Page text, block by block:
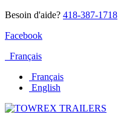
Besoin d'aide? 418-387-1718
Facebook
Français
Français
English